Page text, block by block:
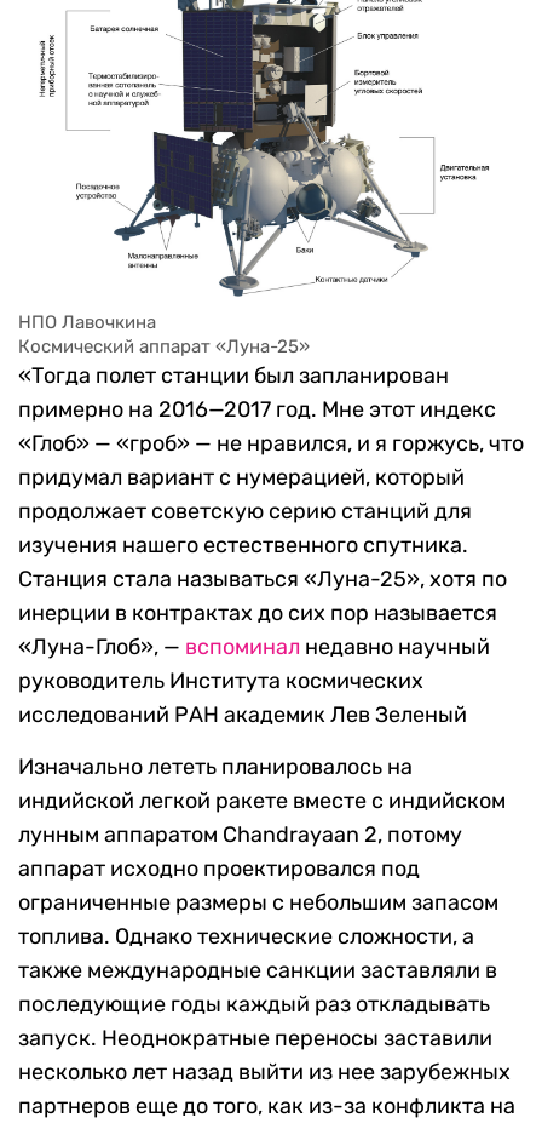
НПО Лавочкина
Космический аппарат «Луна-25»
«Тогда полет станции был запланирован
примерно на 2016—2017 год. Мне этот индекс
«Глоб» — «гроб» — не нравился, и я горжусь, что
придумал вариант с нумерацией, который
продолжает советскую серию станций для
изучения нашего естественного спутника.
Станция стала называться «Луна-25», хотя по
инерции в контрактах до сих пор называется
«Луна-Глоб», — вспоминал недавно научный
руководитель Института космических
исследований РАН академик Лев Зеленый
Изначально лететь планировалось на
индийской легкой ракете вместе с индийском
лунным аппаратом Chandrayaan 2, потому
аппарат исходно проектировался под
ограниченные размеры с небольшим запасом
топлива. Однако технические сложности, а
также международные санкции заставляли в
последующие годы каждый раз откладывать
запуск. Неоднократные переносы заставили
несколько лет назад выйти из нее зарубежных
партнеров еще до того, как из-за конфликта на